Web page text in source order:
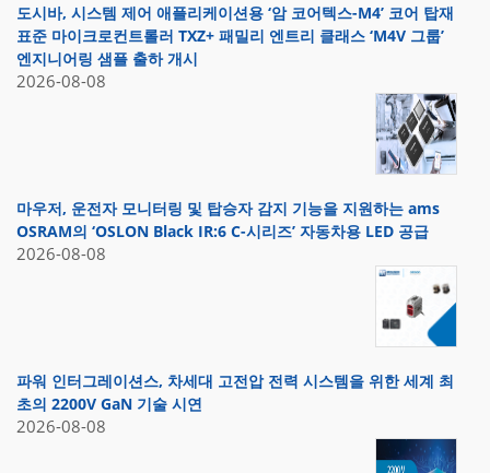
도시바, 시스템 제어 애플리케이션용 ‘암 코어텍스-M4’ 코어 탑재
표준 마이크로컨트롤러 TXZ+ 패밀리 엔트리 클래스 ‘M4V 그룹’
엔지니어링 샘플 출하 개시
2026-08-08
마우저, 운전자 모니터링 및 탑승자 감지 기능을 지원하는 ams
OSRAM의 ‘OSLON Black IR:6 C-시리즈’ 자동차용 LED 공급
2026-08-08
파워 인터그레이션스, 차세대 고전압 전력 시스템을 위한 세계 최
초의 2200V GaN 기술 시연
2026-08-08